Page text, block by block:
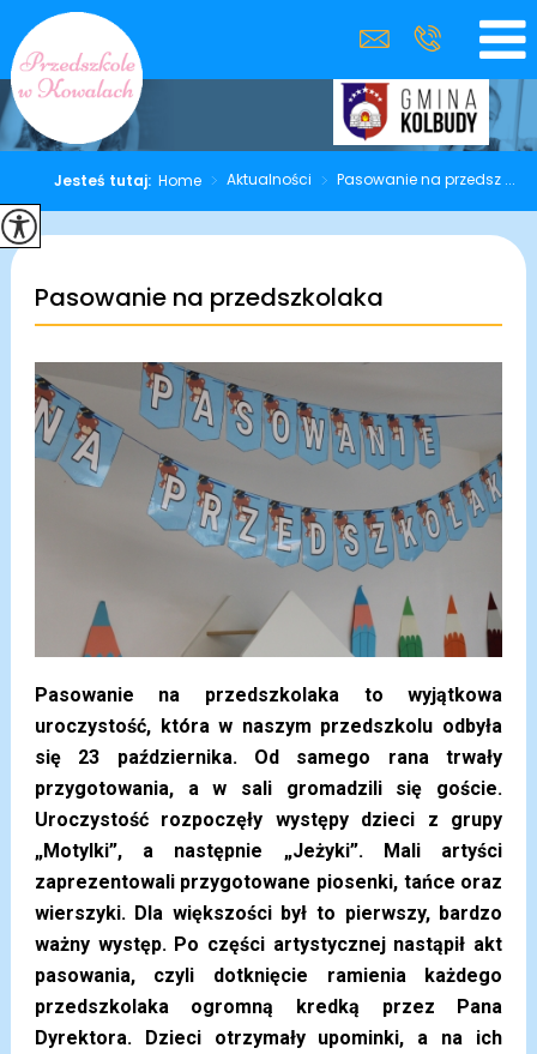
Jesteś tutaj:Home > Aktualności > Pasowanie na przedsz ...
Pasowanie na przedszkolaka
Pasowanie na przedszkolaka to wyjątkowa
uroczystość, która w naszym przedszkolu odbyła
się 23 października. Od samego rana trwały
przygotowania, a w sali gromadzili się goście.
Uroczystość rozpoczęły występy dzieci z grupy
„Motylki”, a następnie „Jeżyki”. Mali artyści
zaprezentowali przygotowane piosenki, tańce oraz
wierszyki. Dla większości był to pierwszy, bardzo
ważny występ. Po części artystycznej nastąpił akt
pasowania, czyli dotknięcie ramienia każdego
przedszkolaka ogromną kredką przez Pana
Dyrektora. Dzieci otrzymały upominki, a na ich